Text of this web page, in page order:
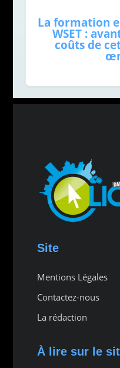
La formation
WSET :
coûts de
Site
Mentions Légales
Contactez-nous
La rédaction
À lire sur le